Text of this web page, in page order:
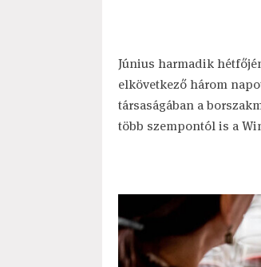
Június harmadik
elkövetkező három
társaságában a
több szempontól is a